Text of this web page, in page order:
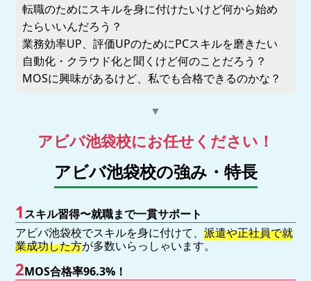
転職のためにスキルを身に付けたいけど何から始め
たらいいんだろう？
業務効率UP、評価UPのためにPCスキルを磨きたい
自動化・クラウド化と聞くけど何のことだろう？
MOSに興味があるけど、私でも合格できるのかな？
▼
アビバ池袋校にお任せください！
アビバ池袋校の強み・特長
1スキル習得〜就職まで一貫サポート
アビバ池袋校でスキルを身に付けて、派遣や正社員で就
業成功した方が多数いらっしゃいます。
2MOS合格率96.3%！